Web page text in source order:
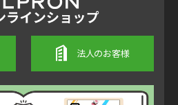
法人のお客様